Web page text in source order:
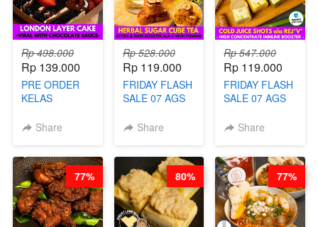
Rp 498.000
Rp 139.000
PRE ORDER
KELAS
LAYER CAKE -
SAUCE- BY
CHEF DITA
(TAYANG 18
AGUSTUS)
Share
Rp 528.000
Rp 119.000
FRIDAY FLASH
SALE 07 AGS
HERBAL
DETOX & IMUN
BOOSTER
HITS PENANG
- BY BARISTA
ARISUDANA
Share
Rp 547.000
Rp 119.000
FRIDAY FLASH
SALE 07 AGS
JUICE SHOTS
CONCENTRATE
IMMUNE
BOOSTER BY
BARISTA
ARISUDANA
Share
77% 80% 77%